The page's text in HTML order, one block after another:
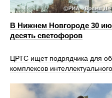
В Нижнем Новгороде 30
десять светофоров
ЦРТС ищет подрядчика для
комплексов